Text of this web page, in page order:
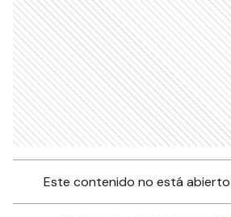
Este contenido no está